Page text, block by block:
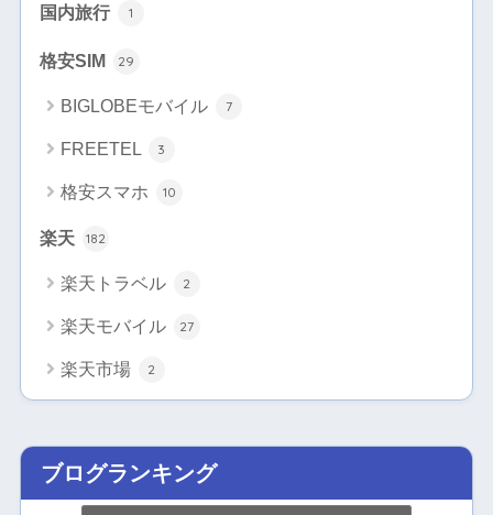
国内旅行 1
格安SIM 29
BIGLOBEモバイル 7
FREETEL 3
格安スマホ 10
楽天 182
楽天トラベル 2
楽天モバイル 27
楽天市場 2
ブログランキング